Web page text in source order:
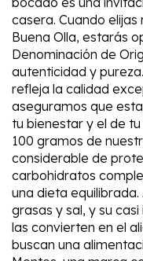
casera. Cuando
Buena Olla, estarás
Denominación de
autenticidad y
refleja la calidad
aseguramos que
tu bienestar y el de
100 gramos de
considerable de
carbohidratos
una dieta
grasas y sal, y su
las convierten en el
buscan una